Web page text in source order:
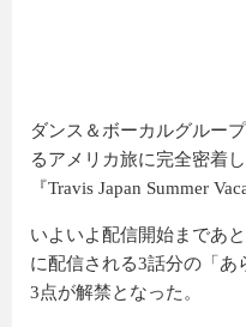
ダンス＆ボーカルグルー
るアメリカ旅に完全密着
『Travis Japan Summer
いよいよ配信開始まであ
に配信される3話分の「あ
3点が解禁となった。